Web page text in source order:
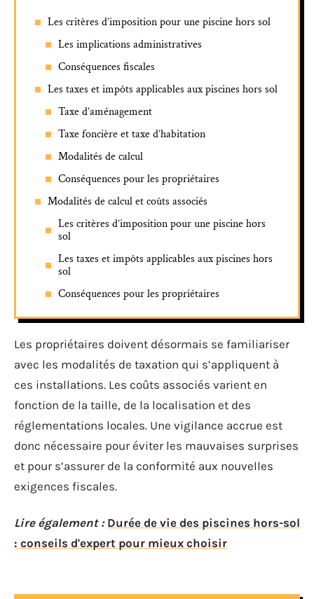
Les critères d’imposition pour une piscine hors sol
Les implications administratives
Conséquences fiscales
Les taxes et impôts applicables aux piscines hors sol
Taxe d’aménagement
Taxe foncière et taxe d’habitation
Modalités de calcul
Conséquences pour les propriétaires
Modalités de calcul et coûts associés
Les critères d’imposition pour une piscine hors
sol
Les taxes et impôts applicables aux piscines hors
sol
Conséquences pour les propriétaires
Les propriétaires doivent désormais se familiariser
avec les modalités de taxation qui s’appliquent à
ces installations. Les coûts associés varient en
fonction de la taille, de la localisation et des
réglementations locales. Une vigilance accrue est
donc nécessaire pour éviter les mauvaises surprises
et pour s’assurer de la conformité aux nouvelles
exigences fiscales.
Lire également : Durée de vie des piscines hors-sol
: conseils d'expert pour mieux choisir